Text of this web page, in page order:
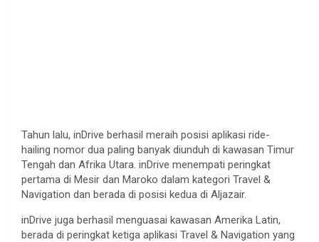
Tahun lalu, inDrive berhasil meraih posisi aplikasi ride-
hailing nomor dua paling banyak diunduh di kawasan Timur
Tengah dan Afrika Utara. inDrive menempati peringkat
pertama di Mesir dan Maroko dalam kategori Travel &
Navigation dan berada di posisi kedua di Aljazair.
inDrive juga berhasil menguasai kawasan Amerika Latin,
berada di peringkat ketiga aplikasi Travel & Navigation yang